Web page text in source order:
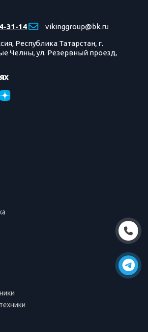
31-14
vikinggroup@bk.ru
Республика Татарстан, г.
Челны, ул. Резервный проезд,